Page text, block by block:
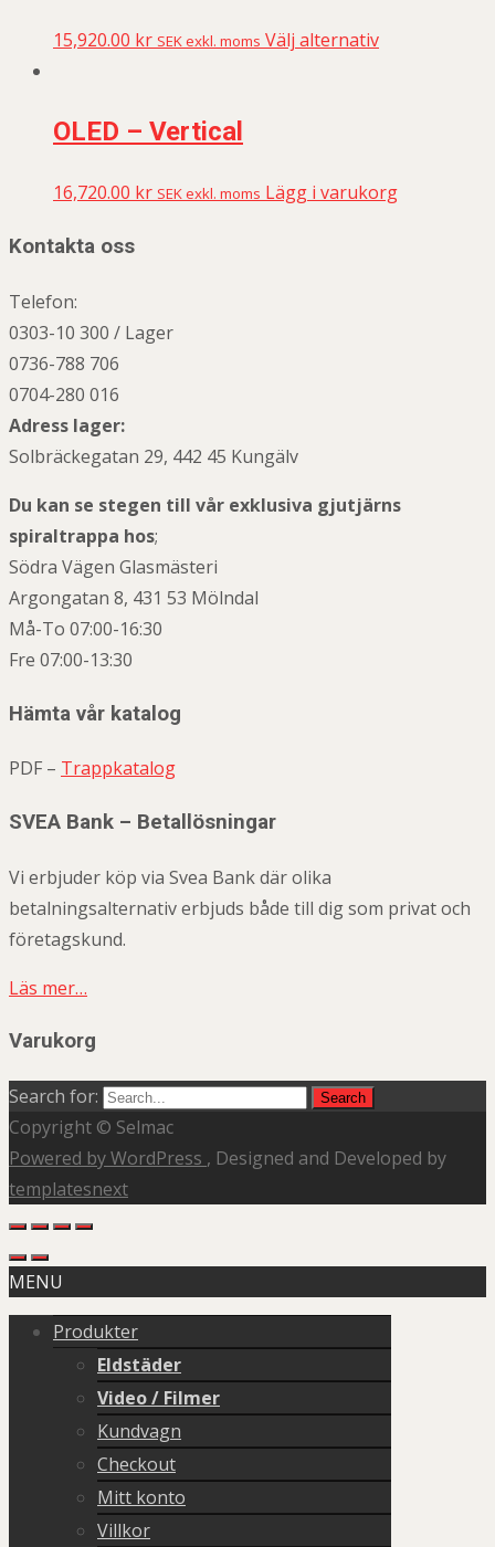
15,920.00 kr SEK exkl. moms Välj alternativ
OLED – Vertical
16,720.00 kr SEK exkl. moms Lägg i varukorg
Kontakta oss
Telefon:
0303-10 300 / Lager
0736-788 706
0704-280 016
Adress lager:
Solbräckegatan 29, 442 45 Kungälv
Du kan se stegen till vår exklusiva gjutjärns
spiraltrappa hos;
Södra Vägen Glasmästeri
Argongatan 8, 431 53 Mölndal
Må-To 07:00-16:30
Fre 07:00-13:30
Hämta vår katalog
PDF – Trappkatalog
SVEA Bank – Betallösningar
Vi erbjuder köp via Svea Bank där olika
betalningsalternativ erbjuds både till dig som privat och
företagskund.
Läs mer…
Varukorg
Search for:
Copyright © Selmac
Powered by WordPress , Designed and Developed by
templatesnext
MENU
Produkter
Eldstäder
Video / Filmer
Kundvagn
Checkout
Mitt konto
Villkor